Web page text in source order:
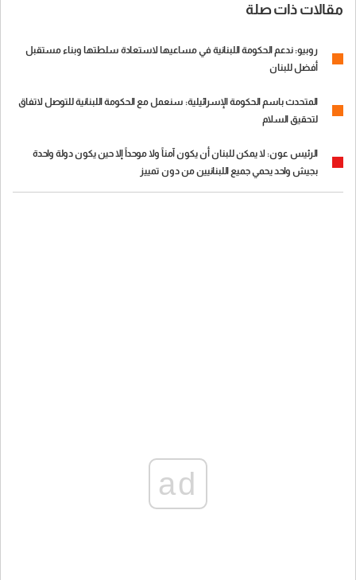
مقالات ذات صلة
روبيو: ندعم الحكومة اللبنانية في مساعيها لاستعادة سلطتها وبناء مستقبل
أفضل للبنان
المتحدث باسم الحكومة الإسرائيلية: سنعمل مع الحكومة اللبنانية للتوصل لاتفاق
لتحقيق السلام
الرئيس عون: لا يمكن للبنان أن يكون آمناً ولا موحداً إلا حين يكون دولة واحدة
بجيش واحد يحمي جميع اللبنانيين من دون تمييز
ad